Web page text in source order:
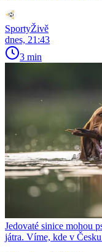
SportyŽivě
dnes, 21:43
3 min
Jedovaté sinice mohou
játra. Víme, kde v